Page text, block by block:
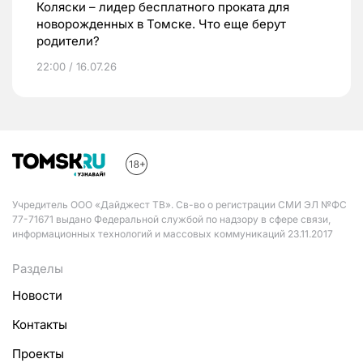
Коляски – лидер бесплатного проката для
новорожденных в Томске. Что еще берут
родители?
22:00 / 16.07.26
Учредитель ООО «Дайджест ТВ». Св-во о регистрации СМИ ЭЛ №ФС
77-71671 выдано Федеральной службой по надзору в сфере связи,
информационных технологий и массовых коммуникаций 23.11.2017
Разделы
Новости
Контакты
Проекты